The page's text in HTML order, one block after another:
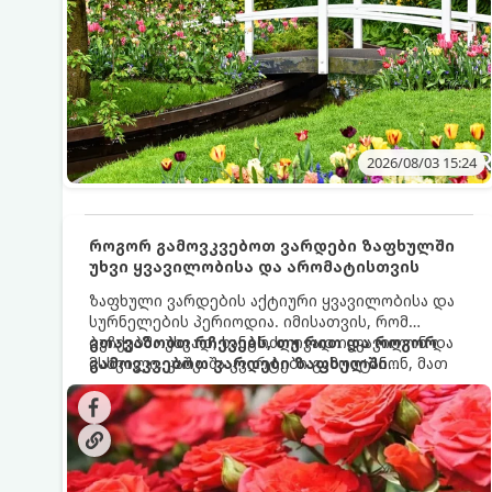
2026/08/03 15:24
როგორ გამოვკვებოთ ვარდები ზაფხულში
უხვი ყვავილობისა და არომატისთვის
ზაფხული ვარდების აქტიური ყვავილობისა და
სურნელების პერიოდია. იმისათვის, რომ
ბუჩქებმა უხვად, ხანგრძლივად იყვავილონ და
მსხვილი, კაშკაშა კვირტები გამოიტანონ, მათ
რეგულარული და სწორი გამოკვება
სჭირდებათ. ზაფხულის პერიოდში მცენარის
მოთხოვნილებები იცვლება, ამიტომ
მნიშვნელოვანია ვიცოდეთ, რომელი სასუქები
გამოიყენება ამ დროს.
გთავაზობთ რჩევებს, თუ რით და როგორ
გამოვკვებოთ ვარდები ზაფხულში
საუკეთესო შედეგის მისაღწევად: